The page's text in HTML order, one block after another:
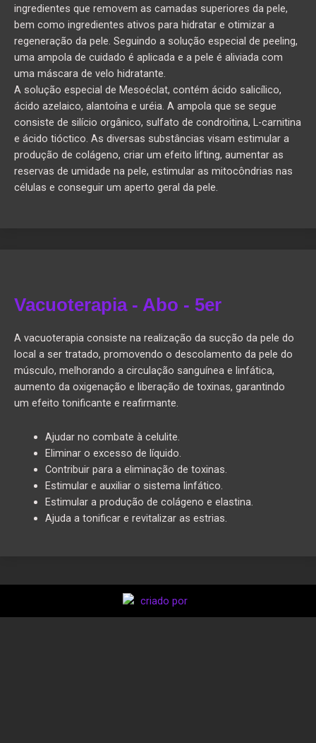
ingredientes que removem as camadas superiores da pele,
bem como ingredientes ativos para hidratar e otimizar a
regeneração da pele. Seguindo a solução especial de peeling,
uma ampola de cuidado é aplicada e a pele é aliviada com
uma máscara de velo hidratante.
A solução especial de Mesoéclat, contém ácido salicílico,
ácido azelaico, alantoína e uréia. A ampola que se segue
consiste de silício orgânico, sulfato de condroitina, L-carnitina
e ácido tióctico. As diversas substâncias visam estimular a
produção de colágeno, criar um efeito lifting, aumentar as
reservas de umidade na pele, estimular as mitocôndrias nas
células e conseguir um aperto geral da pele.
Vacuoterapia - Abo - 5er
A vacuoterapia consiste na realização da sucção da pele do
local a ser tratado, promovendo o descolamento da pele do
músculo, melhorando a circulação sanguínea e linfática,
aumento da oxigenação e liberação de toxinas, garantindo
um efeito tonificante e reafirmante.
Ajudar no combate à celulite.
Eliminar o excesso de líquido.
Contribuir para a eliminação de toxinas.
Estimular e auxiliar o sistema linfático.
Estimular a produção de colágeno e elastina.
Ajuda a tonificar e revitalizar as estrias.